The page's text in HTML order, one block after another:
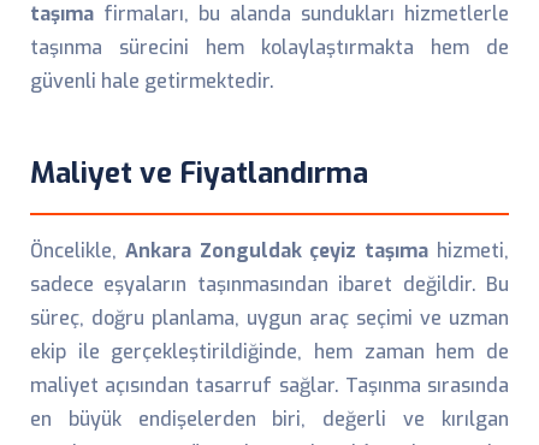
taşıma firmaları, bu alanda sundukları hizmetlerle
taşınma sürecini hem kolaylaştırmakta hem de
güvenli hale getirmektedir.
Maliyet ve Fiyatlandırma
Öncelikle, Ankara Zonguldak çeyiz taşıma hizmeti,
sadece eşyaların taşınmasından ibaret değildir. Bu
süreç, doğru planlama, uygun araç seçimi ve uzman
ekip ile gerçekleştirildiğinde, hem zaman hem de
maliyet açısından tasarruf sağlar. Taşınma sırasında
en büyük endişelerden biri, değerli ve kırılgan